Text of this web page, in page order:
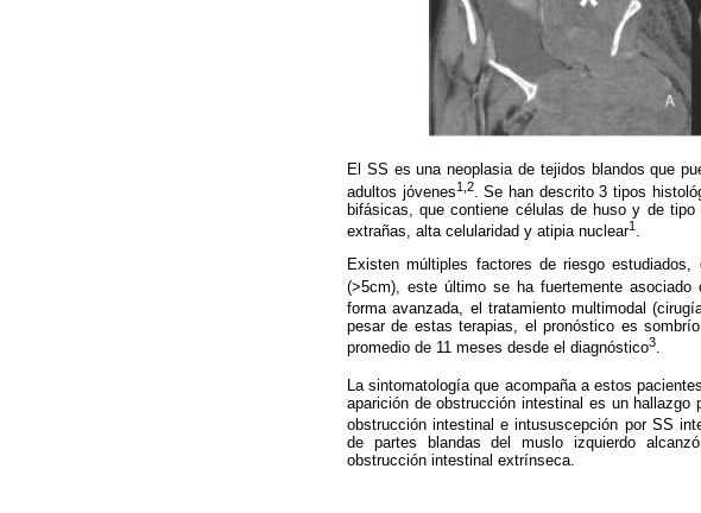
El SS es una neoplasia de tejidos blandos que
adultos jóvenes1,2. Se han descrito 3 tipos
bifásicas, que contiene células de huso y de
extrañas, alta celularidad y atipia nuclear1 .
Existen múltiples factores de riesgo
(>5cm), este último se ha fuertemente
forma avanzada, el tratamiento multimodal
pesar de estas terapias, el pronóstico es
promedio de 11 meses desde el diagnóstico3.
La sintomatología que acompaña a estos
aparición de obstrucción intestinal es un hallazgo
obstrucción intestinal e intususcepción por SS
de partes blandas del muslo izquierdo
obstrucción intestinal extrínseca.